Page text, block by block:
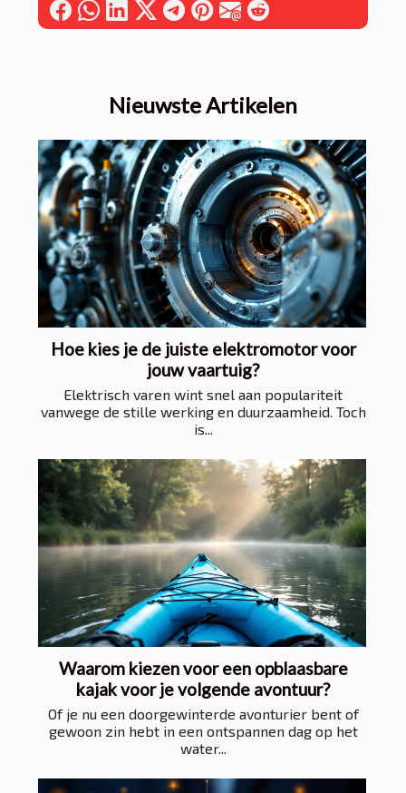
Nieuwste Artikelen
Hoe kies je de juiste elektromotor voor
jouw vaartuig?
Elektrisch varen wint snel aan populariteit
vanwege de stille werking en duurzaamheid. Toch
is...
Waarom kiezen voor een opblaasbare
kajak voor je volgende avontuur?
Of je nu een doorgewinterde avonturier bent of
gewoon zin hebt in een ontspannen dag op het
water...